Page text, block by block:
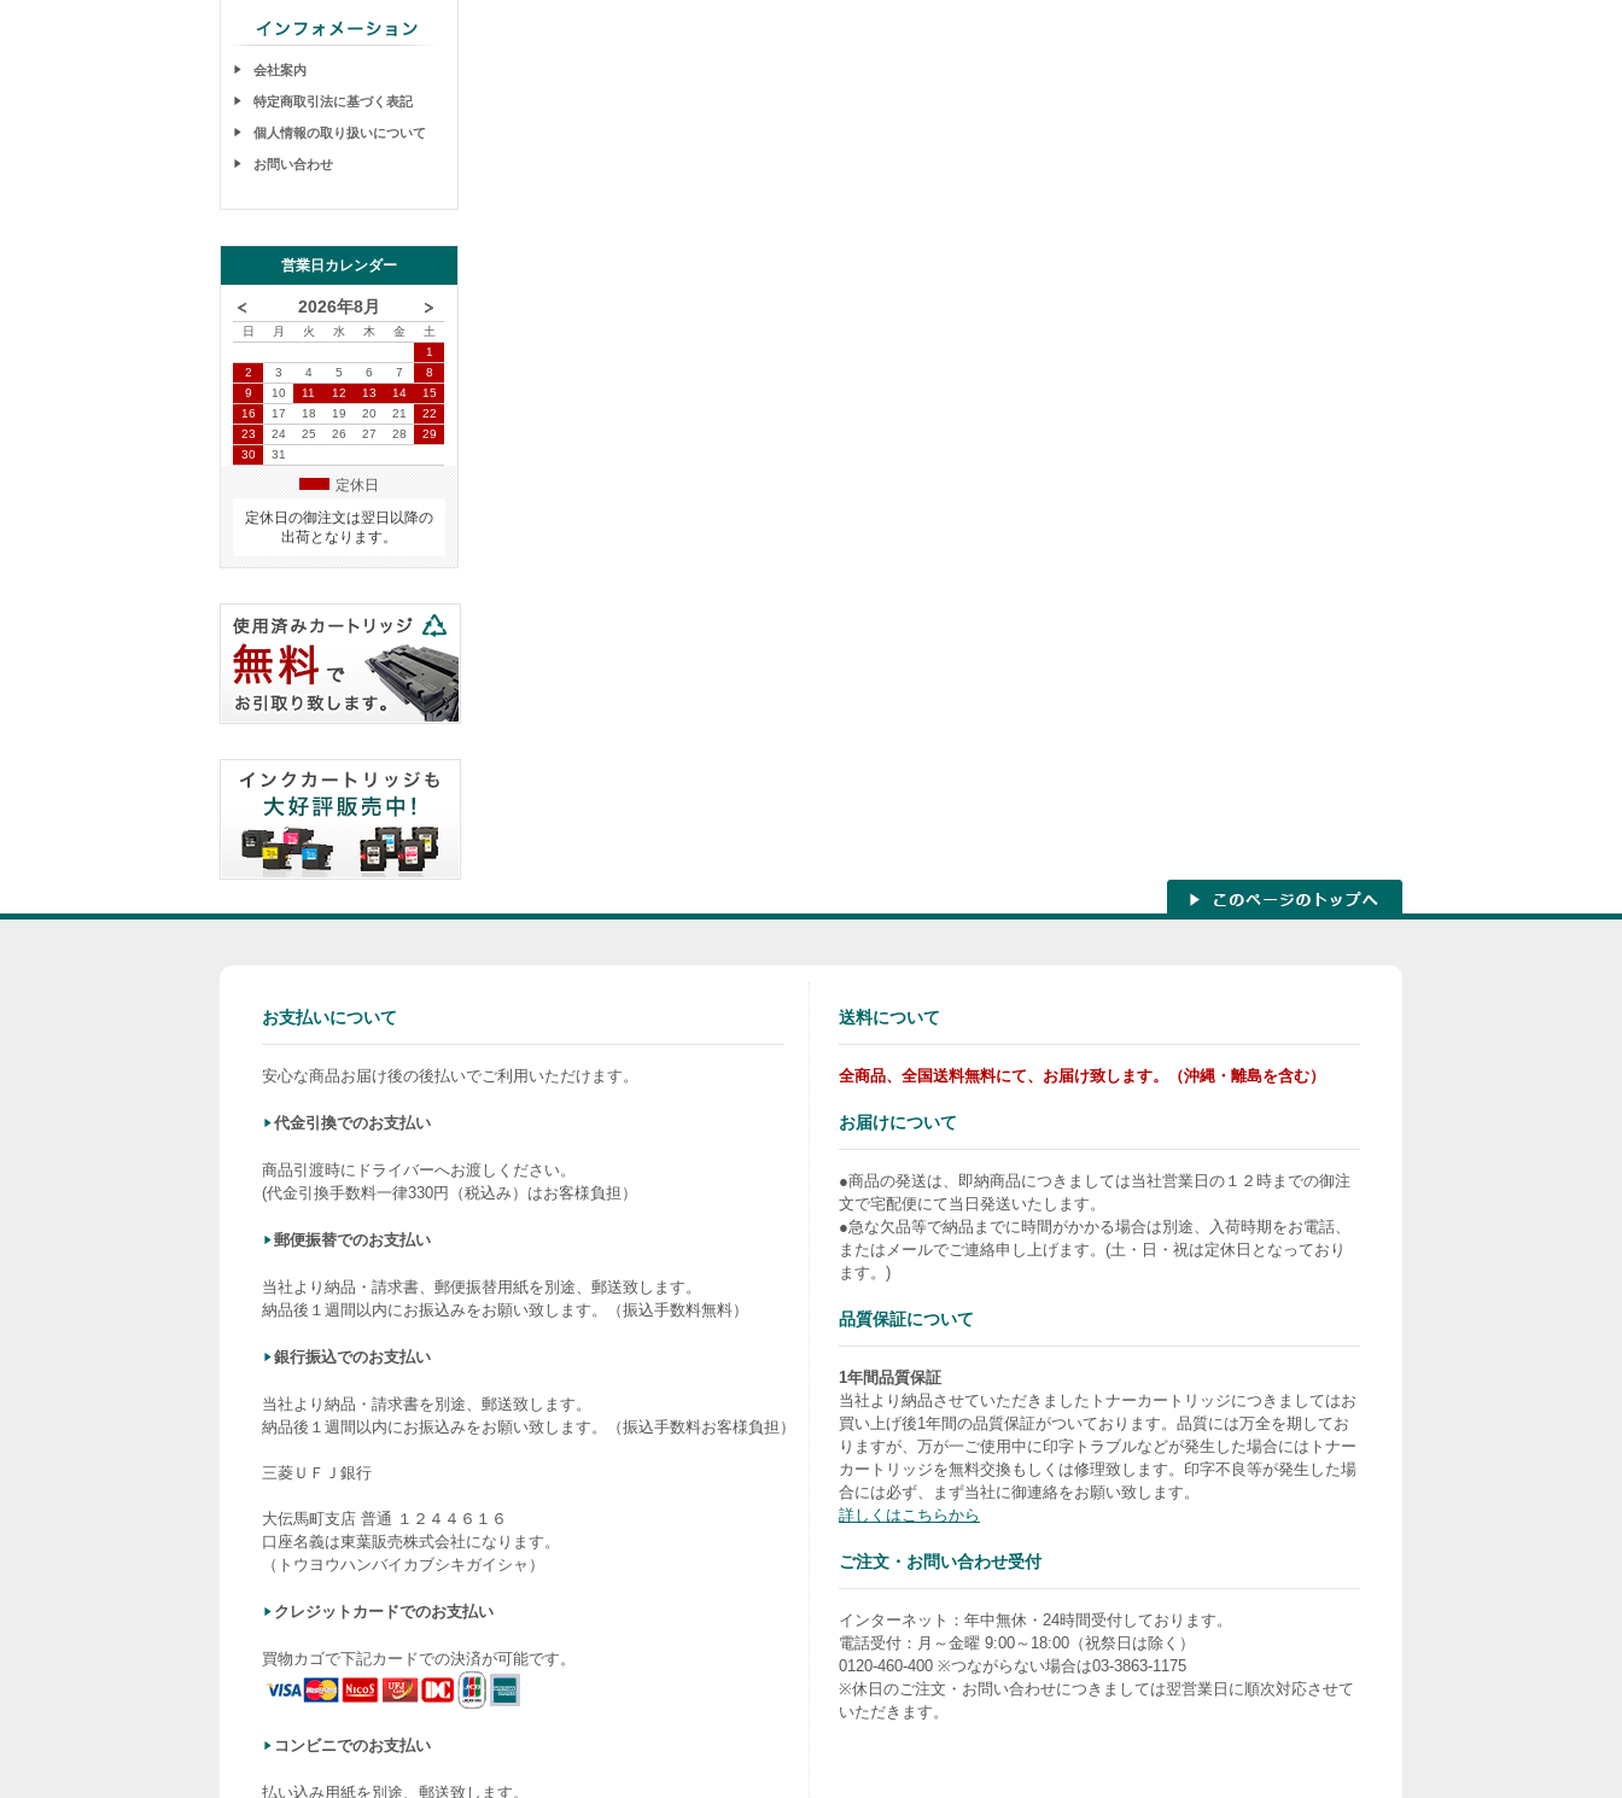
会社案内
特定商取引法に基づく表記
個人情報の取り扱いについて
お問い合わせ
営業日カレンダー
2026年8月
日 月 火 水 木 金
土
1
2
3 4 5 6 7
8
9
10 11 12 13 14
15
16
17 18 19 20 21
22
23
24 25 26 27 28
29
30
31
定休日
定休日の御注文は翌日以降の
出荷となります。
お支払いについて
安心な商品お届け後の後払いでご利用いただけます。
代金引換でのお支払い
商品引渡時にドライバーへお渡しください。
(代金引換手数料一律330円（税込み）はお客様負担）
郵便振替でのお支払い
当社より納品・請求書、郵便振替用紙を別途、郵送致します。
納品後１週間以内にお振込みをお願い致します。（振込手数料無料）
銀行振込でのお支払い
当社より納品・請求書を別途、郵送致します。
納品後１週間以内にお振込みをお願い致します。（振込手数料お客様負担）
三菱ＵＦＪ銀行
大伝馬町支店 普通 １２４４６１６
口座名義は東葉販売株式会社になります。
（トウヨウハンバイカブシキガイシャ）
クレジットカードでのお支払い
買物カゴで下記カードでの決済が可能です。
コンビニでのお支払い
払い込み用紙を別途、郵送致します。
送料について
全商品、全国送料無料にて、お届け致します。（沖縄・離島を含む）
お届けについて
●商品の発送は、即納商品につきましては当社営業日の１２時までの御注
文で宅配便にて当日発送いたします。
●急な欠品等で納品までに時間がかかる場合は別途、入荷時期をお電話、
またはメールでご連絡申し上げます。(土・日・祝は定休日となっており
ます。)
品質保証について
1年間品質保証
当社より納品させていただきましたトナーカートリッジにつきましてはお
買い上げ後1年間の品質保証がついております。品質には万全を期してお
りますが、万が一ご使用中に印字トラブルなどが発生した場合にはトナー
カートリッジを無料交換もしくは修理致します。印字不良等が発生した場
合には必ず、まず当社に御連絡をお願い致します。
詳しくはこちらから
ご注文・お問い合わせ受付
インターネット：年中無休・24時間受付しております。
電話受付：月～金曜 9:00～18:00（祝祭日は除く）
0120-460-400 ※つながらない場合は03-3863-1175
※休日のご注文・お問い合わせにつきましては翌営業日に順次対応させて
いただきます。